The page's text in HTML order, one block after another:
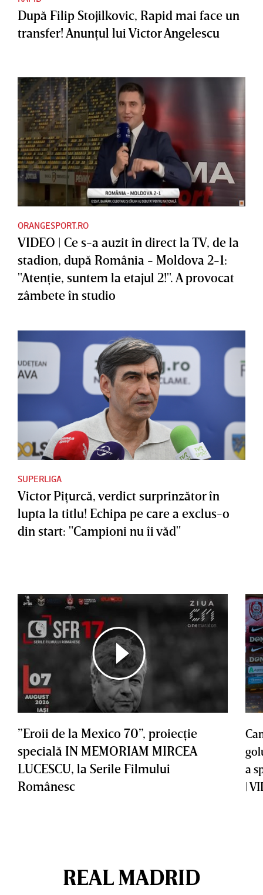
După Filip Stojilkovic, Rapid mai face un
transfer! Anunţul lui Victor Angelescu
ORANGESPORT.RO
VIDEO | Ce s-a auzit în direct la TV, de la
stadion, după România - Moldova 2-1:
"Atenţie, suntem la etajul 2!". A provocat
zâmbete în studio
SUPERLIGA
Victor Piţurcă, verdict surprinzător în
lupta la titlu! Echipa pe care a exclus-o
din start: "Campioni nu îi văd"
”Eroii de la Mexico 70”, proiecţie
specială IN MEMORIAM MIRCEA
LUCESCU, la Serile Filmului
Românesc
a
|
REAL MADRID